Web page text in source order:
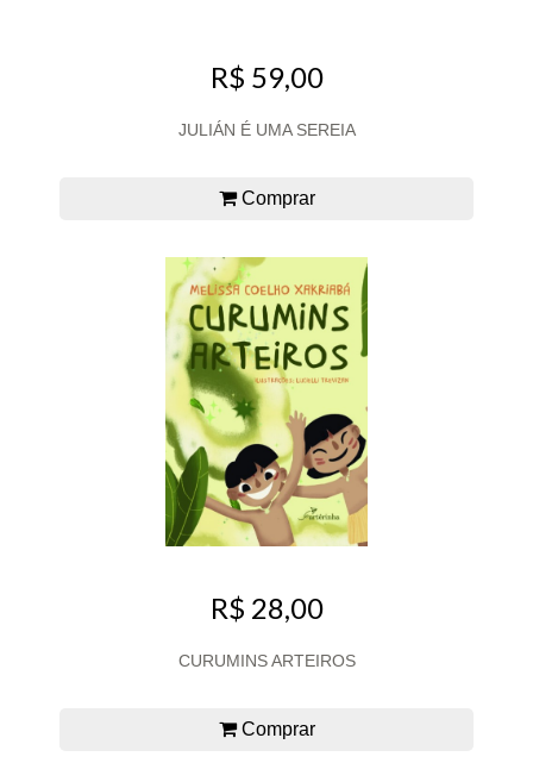
R$ 59,00
JULIÁN É UMA SEREIA
Comprar
R$ 28,00
CURUMINS ARTEIROS
Comprar